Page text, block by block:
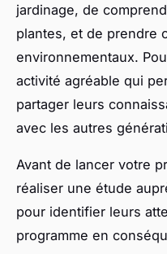
jardinage, de
plantes, et de prendre
environnementaux.
activité agréable qui
partager leurs
avec les autres
Avant de lancer votre
réaliser une étude
pour identifier leurs
programme en